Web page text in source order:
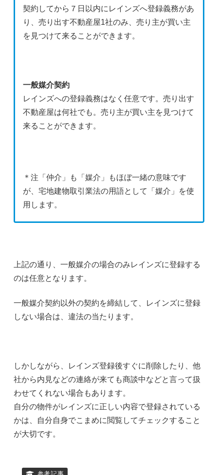
契約してから７日以内にレインズへ登録義務があ
り、売り出す不動産屋1社のみ、売り主が買い主
を見つけて来ることができます。
一般媒介契約
レインズへの登録義務はなく任意です。売り出す
不動産屋は何社でも。売り主が買い主を見つけて
来ることができます。
＊注「仲介」も「媒介」もほぼ一緒の意味です
が、宅地建物取引業法の用語として「媒介」を使
用します。
上記の通り、一般媒介の場合のみレインズに登録する
のは任意となります。
一般媒介契約以外の契約を締結して、レインズに登録
しない場合は、違法の当たります。
しかしながら、レインズ登録後すぐに削除したり、他
社から内見などの連絡が来ても商談中などと言って扱
わせてくれない場合もあります。
自分の物件がレインズに正しい内容で登録されている
かは、自分自身でこまめに閲覧してチェックすること
が大切です。